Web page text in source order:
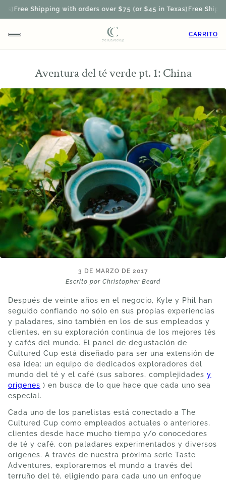
Free Shipping with orders over $75 (or $45 in Texas)Free Shipping
CARRITO
Aventura del té verde pt. 1: China
3 DE MARZO DE 2017
Escrito por Christopher Beard
Después de veinte años en el negocio, Kyle y Phil han
seguido confiando no sólo en sus propias experiencias
y paladares, sino también en los de sus empleados y
clientes, en su exploración continua de los mejores tés
y cafés del mundo. El panel de degustación de
Cultured Cup está diseñado para ser una extensión de
esa idea: un equipo de dedicados exploradores del
mundo del té y el café (sus sabores, complejidades y
orígenes ) en busca de lo que hace que cada uno sea
especial.
Cada uno de los panelistas está conectado a The
Cultured Cup como empleados actuales o anteriores,
clientes desde hace mucho tiempo y/o conocedores
de té y café, con paladares experimentados y diversos
orígenes. A través de nuestra próxima serie Taste
Adventures, exploraremos el mundo a través del
terruño del té, eligiendo para cada uno un enfoque